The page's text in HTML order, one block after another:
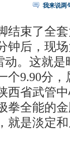
我来说两
束了全套
钟后，现
动。这就
个9.90分
西省武管
拳全能的
就是淡定